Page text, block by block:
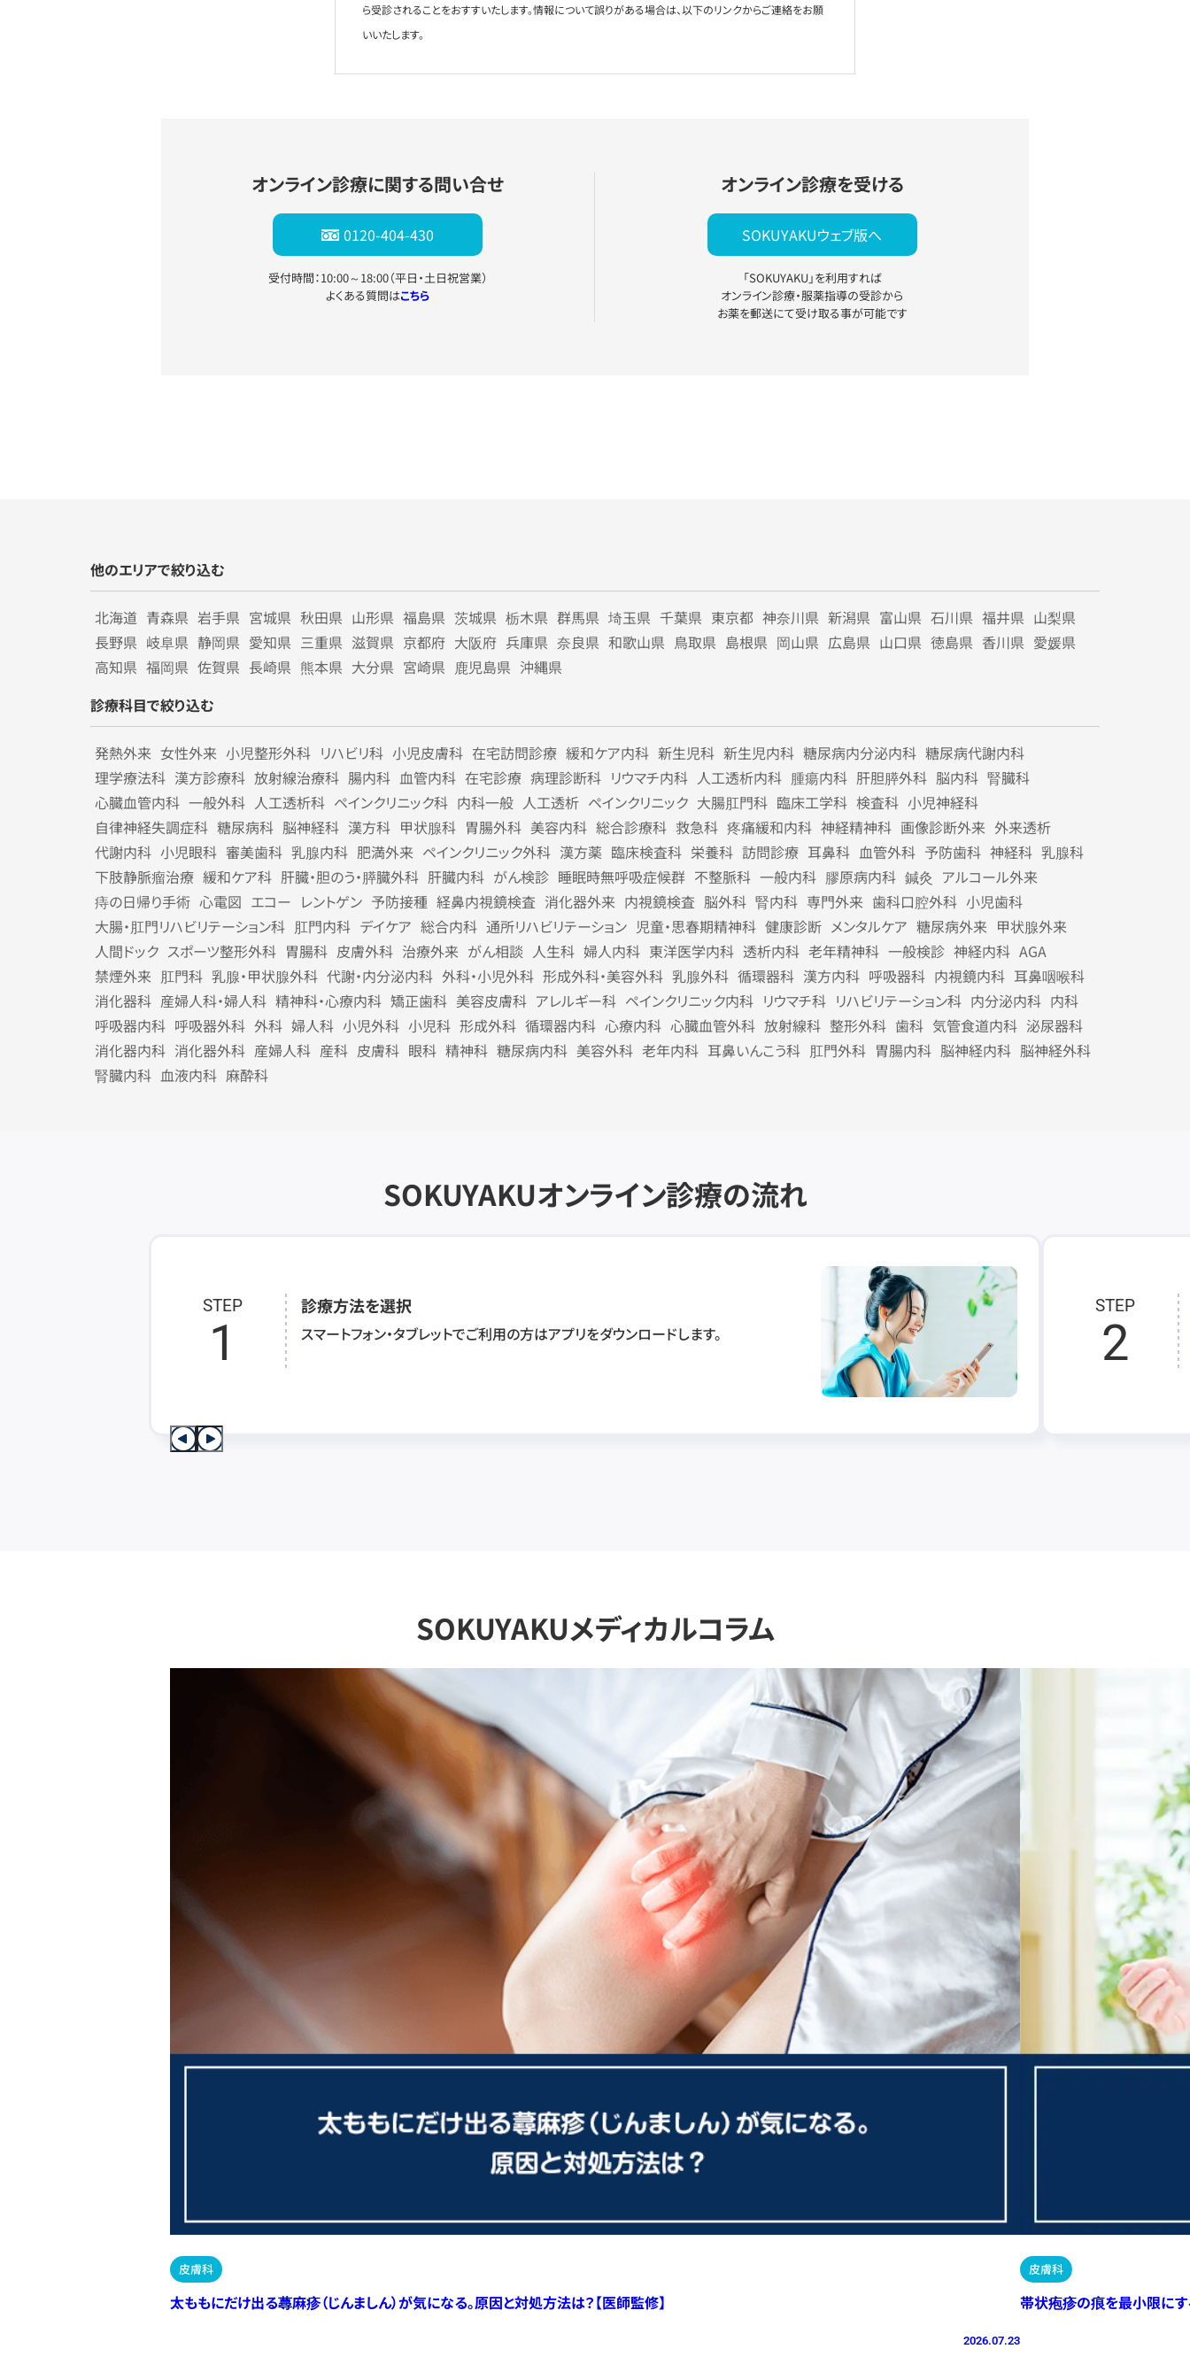
ら受診されることをおすすいたします。情報について誤りがある場合は、以下のリンクからご連絡をお願
いいたします。
オンライン診療に関する問い合せ
0120-404-430
受付時間：10:00～18:00（平日・土日祝営業）
よくある質問はこちら
オンライン診療を受ける
SOKUYAKUウェブ版へ
「SOKUYAKU」を利用すれば
オンライン診療・服薬指導の受診から
お薬を郵送にて受け取る事が可能です
他のエリアで絞り込む
北海道 青森県 岩手県 宮城県 秋田県 山形県 福島県 茨城県 栃木県 群馬県 埼玉県 千葉県 東京都 神奈川県 新潟県 富山県 石川県 福井県 山梨県
長野県 岐阜県 静岡県 愛知県 三重県 滋賀県 京都府 大阪府 兵庫県 奈良県 和歌山県 鳥取県 島根県 岡山県 広島県 山口県 徳島県 香川県 愛媛県
高知県 福岡県 佐賀県 長崎県 熊本県 大分県 宮崎県 鹿児島県 沖縄県
診療科目で絞り込む
発熱外来 女性外来 小児整形外科 リハビリ科 小児皮膚科 在宅訪問診療 緩和ケア内科 新生児科 新生児内科 糖尿病内分泌内科 糖尿病代謝内科
理学療法科 漢方診療科 放射線治療科 腸内科 血管内科 在宅診療 病理診断科 リウマチ内科 人工透析内科 腫瘍内科 肝胆膵外科 脳内科 腎臓科
心臓血管内科 一般外科 人工透析科 ペインクリニック科 内科一般 人工透析 ペインクリニック 大腸肛門科 臨床工学科 検査科 小児神経科
自律神経失調症科 糖尿病科 脳神経科 漢方科 甲状腺科 胃腸外科 美容内科 総合診療科 救急科 疼痛緩和内科 神経精神科 画像診断外来 外来透析
代謝内科 小児眼科 審美歯科 乳腺内科 肥満外来 ペインクリニック外科 漢方薬 臨床検査科 栄養科 訪問診療 耳鼻科 血管外科 予防歯科 神経科 乳腺科
下肢静脈瘤治療 緩和ケア科 肝臓・胆のう・膵臓外科 肝臓内科 がん検診 睡眠時無呼吸症候群 不整脈科 一般内科 膠原病内科 鍼灸 アルコール外来
痔の日帰り手術 心電図 エコー レントゲン 予防接種 経鼻内視鏡検査 消化器外来 内視鏡検査 脳外科 腎内科 専門外来 歯科口腔外科 小児歯科
大腸・肛門リハビリテーション科 肛門内科 デイケア 総合内科 通所リハビリテーション 児童・思春期精神科 健康診断 メンタルケア 糖尿病外来 甲状腺外来
人間ドック スポーツ整形外科 胃腸科 皮膚外科 治療外来 がん相談 人生科 婦人内科 東洋医学内科 透析内科 老年精神科 一般検診 神経内科 AGA
禁煙外来 肛門科 乳腺・甲状腺外科 代謝・内分泌内科 外科・小児外科 形成外科・美容外科 乳腺外科 循環器科 漢方内科 呼吸器科 内視鏡内科 耳鼻咽喉科
消化器科 産婦人科・婦人科 精神科・心療内科 矯正歯科 美容皮膚科 アレルギー科 ペインクリニック内科 リウマチ科 リハビリテーション科 内分泌内科 内科
呼吸器内科 呼吸器外科 外科 婦人科 小児外科 小児科 形成外科 循環器内科 心療内科 心臓血管外科 放射線科 整形外科 歯科 気管食道内科 泌尿器科
消化器内科 消化器外科 産婦人科 産科 皮膚科 眼科 精神科 糖尿病内科 美容外科 老年内科 耳鼻いんこう科 肛門外科 胃腸内科 脳神経内科 脳神経外科
腎臓内科 血液内科 麻酔科
SOKUYAKUオンライン診療の流れ
STEP
1
診療方法を選択
スマートフォン・タブレットでご利用の方はアプリをダウンロードします。
STEP
2
SOKUYAKUメディカルコラム
皮膚科
太ももにだけ出る蕁麻疹（じんましん）が気になる。原因と対処方法は？【医師監修】
2026.07.23
皮膚科
帯状疱疹の痕を最小限にす